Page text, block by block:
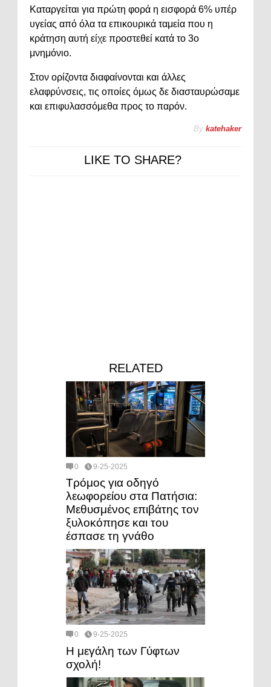
Καταργείται για πρώτη φορά η εισφορά 6% υπέρ
υγείας από όλα τα επικουρικά ταμεία που η
κράτηση αυτή είχε προστεθεί κατά το 3ο
μνημόνιο.
Στον ορίζοντα διαφαίνονται και άλλες
ελαφρύνσεις, τις οποίες όμως δε διασταυρώσαμε
και επιφυλασσόμεθα προς το παρόν.
By katehaker
LIKE TO SHARE?
RELATED
0 9-25-2025
Τρόμος για οδηγό
λεωφορείου στα Πατήσια:
Μεθυσμένος επιβάτης τον
ξυλοκόπησε και του
έσπασε τη γνάθο
0 9-25-2025
Η μεγάλη των Γύφτων
σχολή!